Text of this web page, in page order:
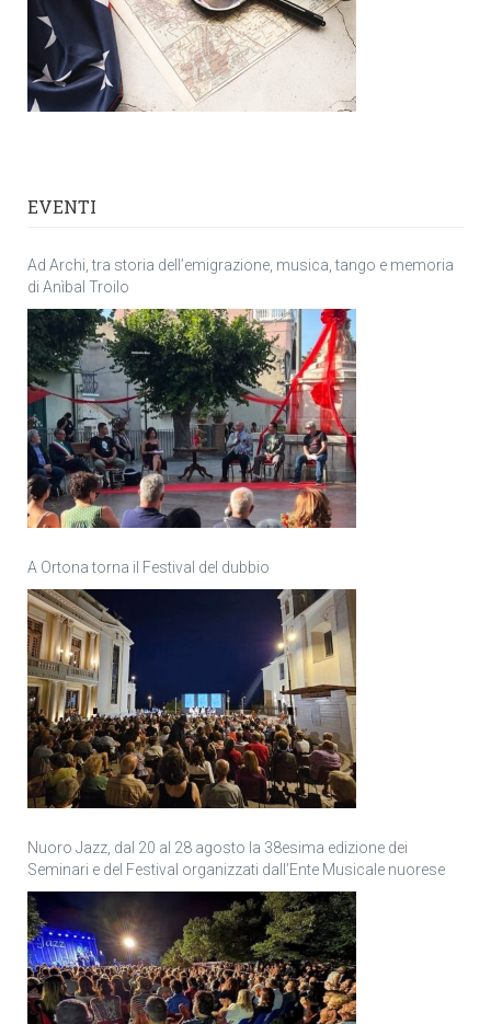
EVENTI
Ad Archi, tra storia dell’emigrazione, musica, tango e memoria
di Anìbal Troilo
A Ortona torna il Festival del dubbio
Nuoro Jazz, dal 20 al 28 agosto la 38esima edizione dei
Seminari e del Festival organizzati dall’Ente Musicale nuorese